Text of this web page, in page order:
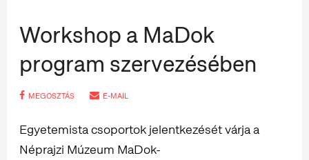
Workshop a MaDok
program szervezésében
MEGOSZTÁS E-MAIL
Egyetemista csoportok jelentkezését várja a
Néprajzi Múzeum MaDok-